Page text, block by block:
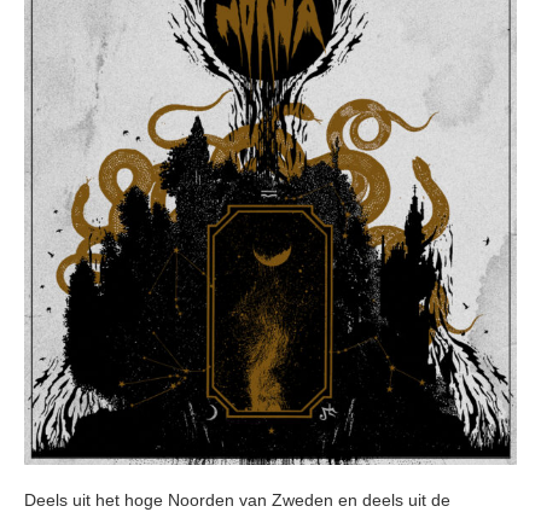
Deels uit het hoge Noorden van Zweden en deels uit de